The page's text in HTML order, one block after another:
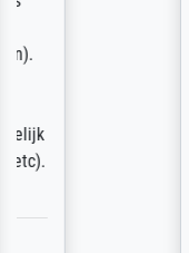
Ehefrau
auch
zugestellt